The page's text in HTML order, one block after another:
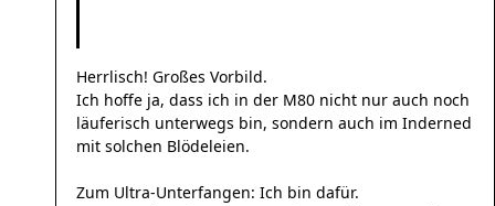
Herrlisch! Großes Vorbild.
Ich hoffe ja, dass ich in der M80 nicht nur auch noch
läuferisch unterwegs bin, sondern auch im Inderned
mit solchen Blödeleien.
Zum Ultra-Unterfangen: Ich bin dafür.